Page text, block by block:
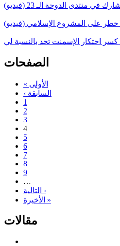
في منتدى الدوحة الـ 23 (فيديو)
خطر على المشروع الإسلامي (فيديو)
كسر احتكار الإسمنت تحد بالنسبة لي
الصفحات
« الأولى
‹ السابقة
1
2
3
4
5
6
7
8
9
…
التالية ›
الأخيرة »
مقالات